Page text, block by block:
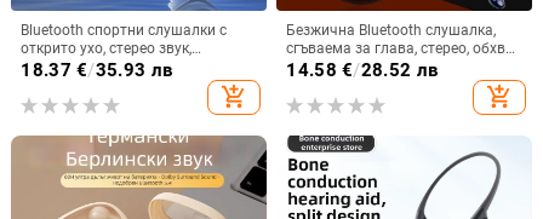
Bluetooth спортни слушалки с
открито ухо, стерео звук,
Bluetooth 5.4, обхват до 10 м,
18.37 €/35.93 лв
add_shopping_cart
Безжична Bluetooth слушалка,
сгъваема за глава, стерео, обхват
10 м, Bluetooth 4.0, живот на
14.58 €/28.52 лв
add_shopping_cart